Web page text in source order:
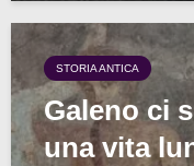
STORIA ANTICA
Galeno ci
una vita